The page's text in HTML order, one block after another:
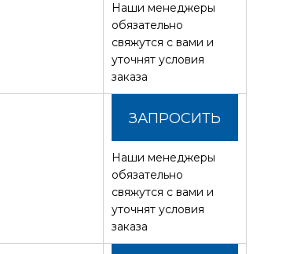
СТОИМОСТЬ
Наши менеджеры
обязательно
свяжутся с вами и
уточнят условия
заказа
ЗАПРОСИТЬ
СТОИМОСТЬ
Наши менеджеры
обязательно
свяжутся с вами и
уточнят условия
заказа